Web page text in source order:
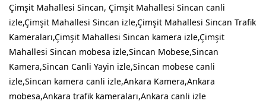
Çimşit Mahallesi Sincan, Çimşit Mahallesi Sincan canli
izle,Çimşit Mahallesi Sincan izle,Çimşit Mahallesi Sincan Trafik
Kameraları,Çimşit Mahallesi Sincan kamera izle,Çimşit
Mahallesi Sincan mobesa izle,Sincan Mobese,Sincan
Kamera,Sincan Canli Yayin izle,Sincan mobese canli
izle,Sincan kamera canli izle,Ankara Kamera,Ankara
mobesa,Ankara trafik kameraları,Ankara canli izle